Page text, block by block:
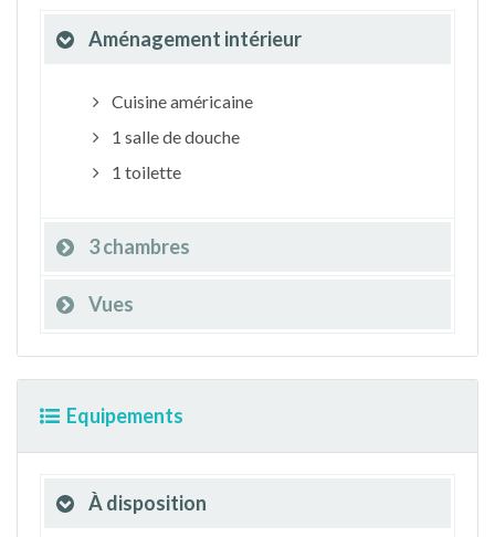
Aménagement intérieur
Cuisine américaine
1 salle de douche
1 toilette
3 chambres
Vues
Equipements
À disposition